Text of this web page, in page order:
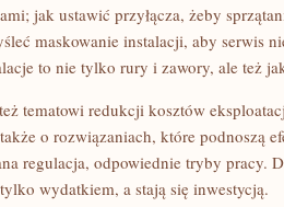
jak ustawić przyłącza, żeby
maskowanie instalacji, aby serwis
to nie tylko rury i zawory, ale też
tematowi redukcji kosztów
o rozwiązaniach, które podnoszą
regulacja, odpowiednie tryby pracy.
wydatkiem, a stają się inwestycją.